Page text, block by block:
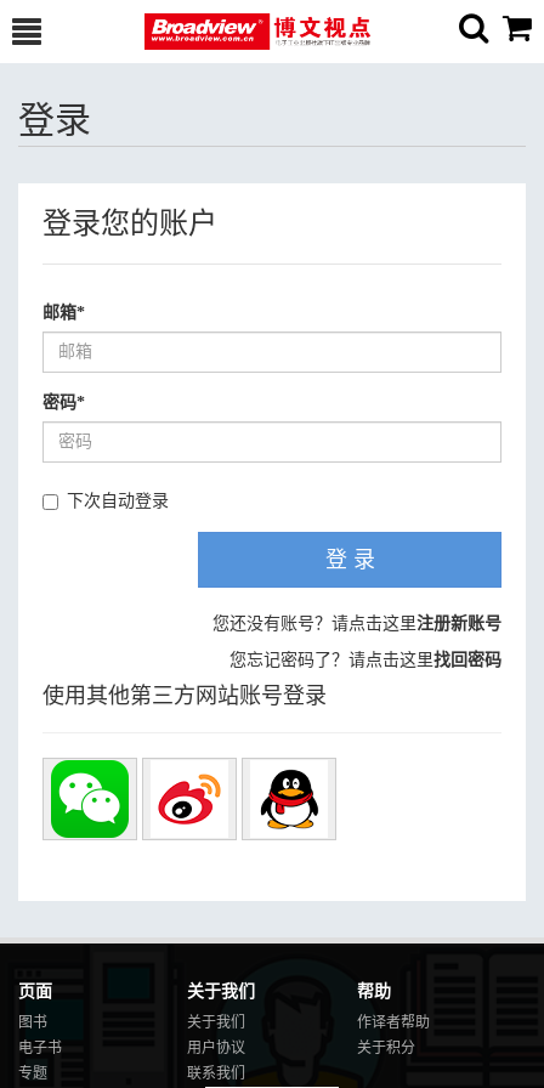
登录
登录您的账户
邮箱*
密码*
下次自动登录
登 录
您还没有账号？请点击这里注册新账号
您忘记密码了？请点击这里找回密码
使用其他第三方网站账号登录
页面
图书
电子书
专题
关于我们
关于我们
用户协议
联系我们
帮助
作译者帮助
关于积分